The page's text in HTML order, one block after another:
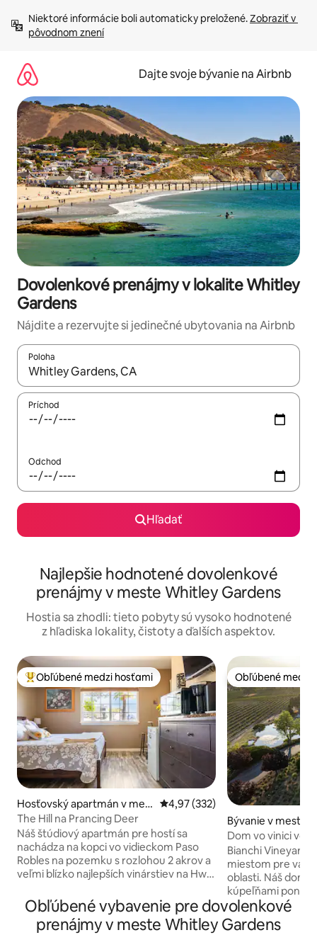
obsah.
Niektoré informácie boli automaticky preložené. Zobraziť v
pôvodnom znení
Dajte svoje bývanie na Airbnb
Dovolenkové prenájmy v lokalite Whitley
Gardens
Nájdite a rezervujte si jedinečné ubytovania na Airbnb
Poloha
Keď budú výsledky k dispozícii, môžete si ich prechádzať
Príchod
Odchod
Hľadať
Najlepšie hodnotené dovolenkové
prenájmy v meste Whitley Gardens
Hostia sa zhodli: tieto pobyty sú vysoko hodnotené
z hľadiska lokality, čistoty a ďalších aspektov.
Najobľúbenejšie medzi hosťami
Obľúbené medzi hosťami
Hosťovský apartmán v mest
e Paso Robles
Priemerné ohodnotenie 4,97 z
4,97 (332)
The Hill na Prancing Deer
Náš štúdiový apartmán pre hostí sa
nachádza na kopci vo vidieckom Paso
Robles na pozemku s rozlohou 2 akrov a
veľmi blízko najlepších vinárstiev na Hwy
do centra, kde nájdete úžasné
reštaurácie, ochutnávku vín a námestie
Paso Downtown. V blízkosti svetelnej
Obľúbené medzi
Obľúbené medzi
Bývanie v meste
s
Dom vo vinici vo
Bianchi Vineyard
miestom pre váš
oblasti. Náš dom s 3 spálňami a 2
kúpeľňami
šiestich
vybavenú
mieste je aj
Obľúbené vybavenie pre dovolenkové
prenájmy v meste Whitley Gardens